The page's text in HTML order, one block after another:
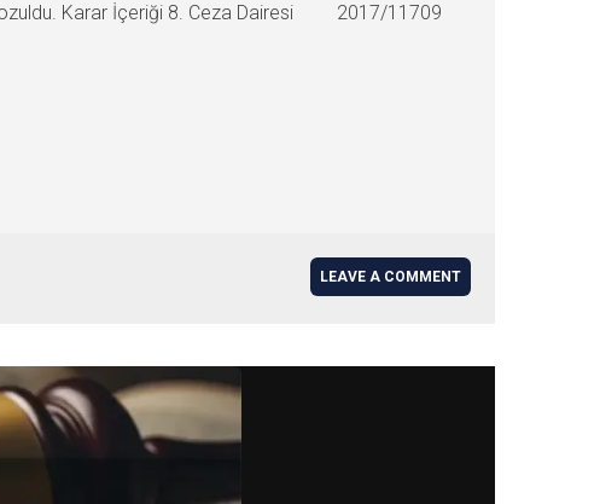
bozuldu. Karar İçeriği 8. Ceza Dairesi 2017/11709
LEAVE A COMMENT